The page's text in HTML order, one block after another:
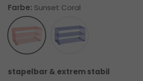
Farbe: Sunset Coral
Sunset Coral
stapelbar & extrem stabil